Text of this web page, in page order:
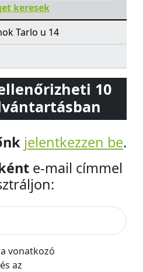
keresek
Tarlo u 14
10
jelentkezzen be.
e-mail címmel
vonatkozó
és az